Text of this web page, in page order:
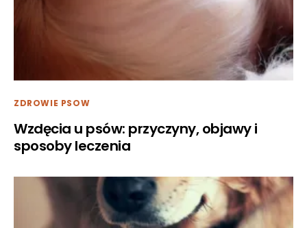
ZDROWIE PSOW
Wzdęcia u psów: przyczyny, objawy i
sposoby leczenia